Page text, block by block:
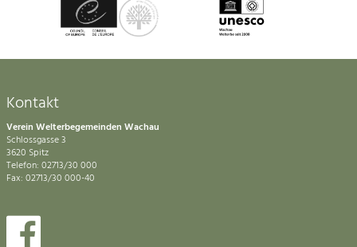
Kontakt
Verein Welterbegemeinden Wachau
Schlossgasse 3
3620 Spitz
Telefon: 02713/30 000
Fax: 02713/30 000-40